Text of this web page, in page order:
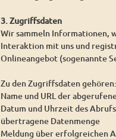
3. Zugriffsdaten
Wir sammeln Informationen,
Interaktion mit uns und
Onlineangebot (sogenannte
Zu den Zugriffsdaten gehören:
Name und URL der
Datum und Uhrzeit des Abrufs
übertragene Datenmenge
Meldung über erfolgreichen